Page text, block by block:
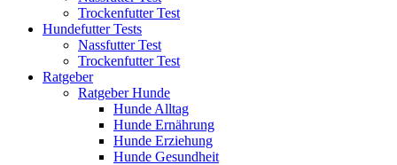
Trockenfutter Test
Hundefutter Tests
Nassfutter Test
Trockenfutter Test
Ratgeber
Ratgeber Hunde
Hunde Alltag
Hunde Ernährung
Hunde Erziehung
Hunde Gesundheit